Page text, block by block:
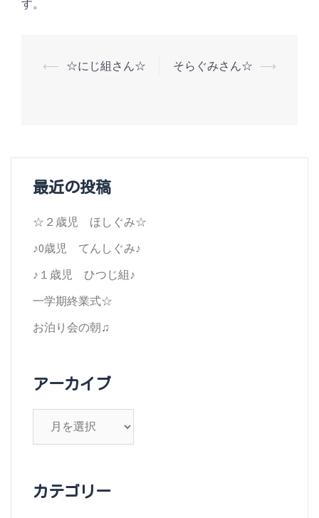
す。
投
ー
シ
ョ
ン
⟵ ☆にじ組さん☆ そらぐみさん☆ ⟶
最近の投稿
☆２歳児 ほしぐみ☆
♪0歳児 てんしぐみ♪
♪１歳児 ひつじ組♪
一学期終業式☆
お泊り会の朝♫
アーカイブ
ブ
カテゴリー